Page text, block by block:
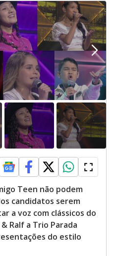
Teen não podem
candidatos serem
a voz com clássicos do
Ralf a Trio Parada
do estilo